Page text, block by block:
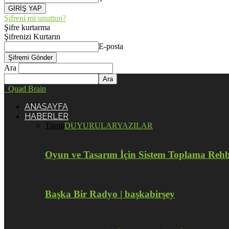
Şifreni mi unuttun?
Şifre kurtarma
Şifrenizi Kurtarın
E-posta
Ara
Quad Brain
ANASAYFA
HABERLER
TümüDUYURULARYAZILAR
Oyun ve Tasarım İçin Sistem Toplama
Başka Bir Radyo | başkabirşey